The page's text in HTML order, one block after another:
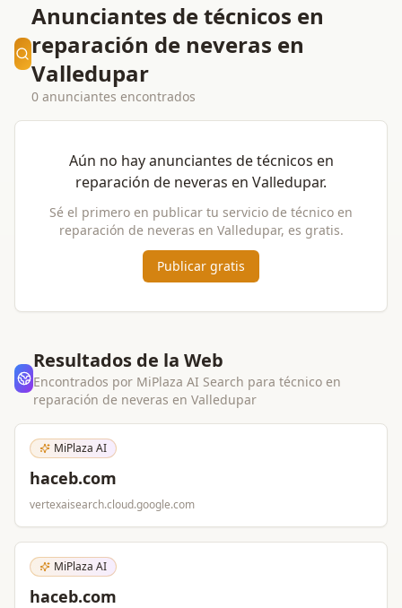
Anunciantes de técnicos en
reparación de neveras en
Valledupar
0 anunciantes encontrados
Aún no hay anunciantes detécnicos en
reparación de neveras en Valledupar.
Sé el primero en publicar tu servicio de técnico en
reparación de neveras en Valledupar, es gratis.
Publicar gratis
Resultados de la Web
Encontrados por MiPlaza AI Search paratécnico en
reparación de neveras enValledupar
MiPlaza AI
haceb.com
vertexaisearch.cloud.google.com
MiPlaza AI
haceb.com